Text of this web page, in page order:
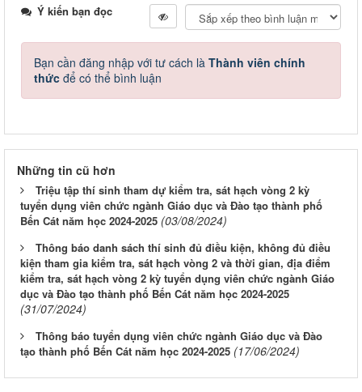
Ý kiến bạn đọc
Bạn cần đăng nhập với tư cách là Thành viên chính
thức để có thể bình luận
Những tin cũ hơn
Triệu tập thí sinh tham dự kiểm tra, sát hạch vòng 2 kỳ
tuyển dụng viên chức ngành Giáo dục và Đào tạo thành phố
Bến Cát năm học 2024-2025 (03/08/2024)
Thông báo danh sách thí sinh đủ điều kiện, không đủ điều
kiện tham gia kiểm tra, sát hạch vòng 2 và thời gian, địa điểm
kiểm tra, sát hạch vòng 2 kỳ tuyển dụng viên chức ngành Giáo
dục và Đào tạo thành phố Bến Cát năm học 2024-2025
(31/07/2024)
Thông báo tuyển dụng viên chức ngành Giáo dục và Đào
tạo thành phố Bến Cát năm học 2024-2025 (17/06/2024)